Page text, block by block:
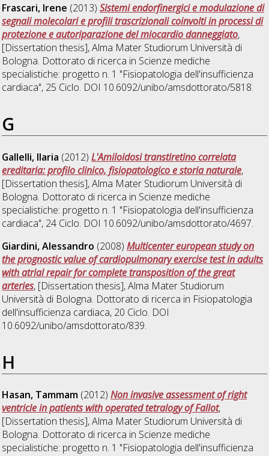
Frascari, Irene (2013)Sistemi endorfinergici e modulazione di
segnali molecolari e profili trascrizionali coinvolti in processi di
protezione e autoriparazione del miocardio danneggiato,
[Dissertation thesis], Alma Mater Studiorum Università di
Bologna. Dottorato di ricerca in Scienze mediche
specialistiche: progetto n. 1 "Fisiopatologia dell'insufficienza
cardiaca", 25 Ciclo. DOI 10.6092/unibo/amsdottorato/5818.
G
Gallelli, Ilaria (2012)L'Amiloidosi transtiretino correlata
ereditaria: profilo clinico, fisiopatologico e storia naturale,
[Dissertation thesis], Alma Mater Studiorum Università di
Bologna. Dottorato di ricerca in Scienze mediche
specialistiche: progetto n. 1 "Fisiopatologia dell'insufficienza
cardiaca", 24 Ciclo. DOI 10.6092/unibo/amsdottorato/4697.
Giardini, Alessandro (2008)Multicenter european study on
the prognostic value of cardiopulmonary exercise test in adults
with atrial repair for complete transposition of the great
arteries, [Dissertation thesis], Alma Mater Studiorum
Università di Bologna. Dottorato di ricerca in Fisiopatologia
dell'insufficienza cardiaca, 20 Ciclo. DOI
10.6092/unibo/amsdottorato/839.
H
Hasan, Tammam (2012)Non invasive assessment of right
ventricle in patients with operated tetralogy of Fallot,
[Dissertation thesis], Alma Mater Studiorum Università di
Bologna. Dottorato di ricerca in Scienze mediche
specialistiche: progetto n. 1 "Fisiopatologia dell'insufficienza